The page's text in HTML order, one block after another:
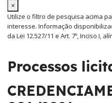
×
Utilize o filtro de pesquisa acima
interesse. Informação
da Lei 12.527/11 e Art. 7º, Inciso I,
Processos